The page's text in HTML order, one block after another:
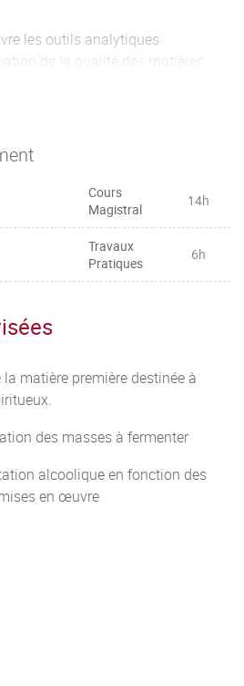
les outils analytiques
de la qualité des matières
Cours
Magistral
14h
Travaux
Pratiques
6h
matière première destinée à
des masses à fermenter
alcoolique en fonction des
en œuvre